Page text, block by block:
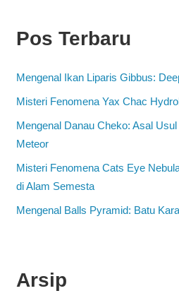
Pos Terbaru
Mengenal Ikan Liparis Gibbus:
Misteri Fenomena Yax Chac
Mengenal Danau Cheko: Asal
Meteor
Misteri Fenomena Cats Eye
di Alam Semesta
Mengenal Balls Pyramid: Batu
Arsip